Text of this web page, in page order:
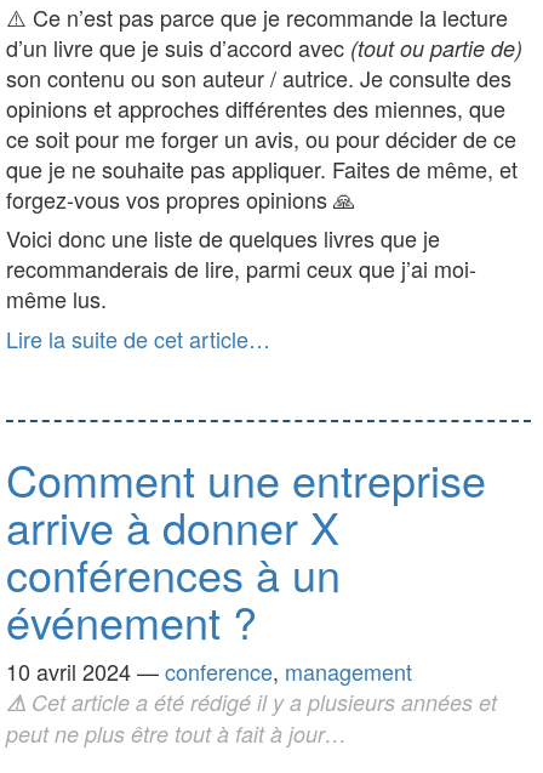
⚠️ Ce n’est pas parce que je recommande la lecture
d’un livre que je suis d’accord avec (tout ou partie de)
son contenu ou son auteur / autrice. Je consulte des
opinions et approches différentes des miennes, que
ce soit pour me forger un avis, ou pour décider de ce
que je ne souhaite pas appliquer. Faites de même, et
forgez-vous vos propres opinions 🙏
Voici donc une liste de quelques livres que je
recommanderais de lire, parmi ceux que j’ai moi-
même lus.
Lire la suite de cet article…
Comment une entreprise
arrive à donner X
conférences à un
événement ?
10 avril 2024—conference, management
⚠ Cet article a été rédigé il y a plusieurs années et
peut ne plus être tout à fait à jour…